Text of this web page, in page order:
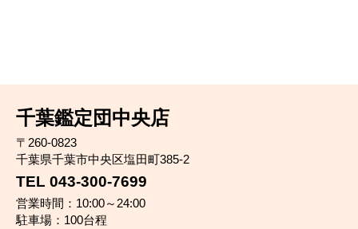
千葉鑑定団中央店
〒260-0823
千葉県千葉市中央区塩田町385-2
TEL 043-300-7699
営業時間：10:00～24:00
駐車場：100台程